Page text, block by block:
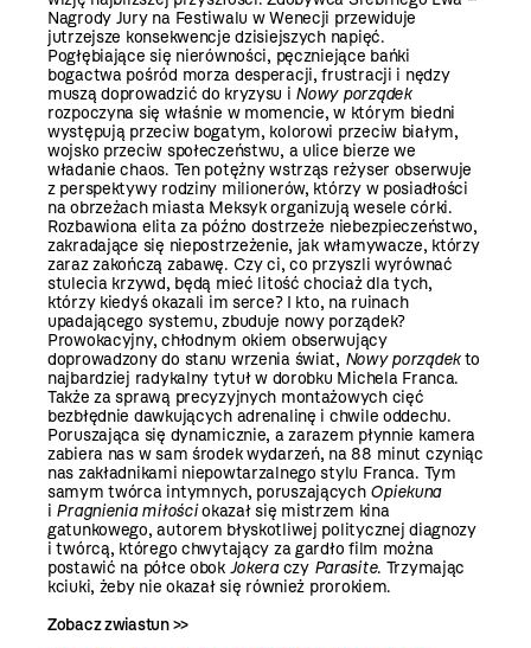
Nagrody Jury na Festiwalu w Wenecji przewiduje
jutrzejsze konsekwencje dzisiejszych napięć.
Pogłębiające się nierówności, pęczniejące bańki
bogactwa pośród morza desperacji, frustracji i nędzy
muszą doprowadzić do kryzysu i Nowy porządek
rozpoczyna się właśnie w momencie, w którym biedni
występują przeciw bogatym, kolorowi przeciw białym,
wojsko przeciw społeczeństwu, a ulice bierze we
władanie chaos. Ten potężny wstrząs reżyser obserwuje
z perspektywy rodziny milionerów, którzy w posiadłości
na obrzeżach miasta Meksyk organizują wesele córki.
Rozbawiona elita za późno dostrzeże niebezpieczeństwo,
zakradające się niepostrzeżenie, jak włamywacze, którzy
zaraz zakończą zabawę. Czy ci, co przyszli wyrównać
stulecia krzywd, będą mieć litość chociaż dla tych,
którzy kiedyś okazali im serce? I kto, na ruinach
upadającego systemu, zbuduje nowy porządek?
Prowokacyjny, chłodnym okiem obserwujący
doprowadzony do stanu wrzenia świat, Nowy porządekto
najbardziej radykalny tytuł w dorobku Michela Franca.
Także za sprawą precyzyjnych montażowych cięć
bezbłędnie dawkujących adrenalinę i chwile oddechu.
Poruszająca się dynamicznie, a zarazem płynnie kamera
zabiera nas w sam środek wydarzeń, na 88 minut czyniąc
nas zakładnikami niepowtarzalnego stylu Franca. Tym
samym twórca intymnych, poruszających Opiekuna
i Pragnienia miłościokazał się mistrzem kina
gatunkowego, autorem błyskotliwej politycznej diagnozy
i twórcą, którego chwytający za gardło film można
postawić na półce obok Jokeraczy Parasite. Trzymając
kciuki, żeby nie okazał się również prorokiem.
Zobacz zwiastun >>